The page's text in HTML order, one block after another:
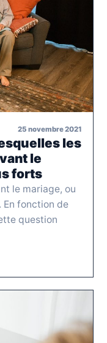
25 novembre 2021
les
le
forts
le mariage, ou
En fonction de
question